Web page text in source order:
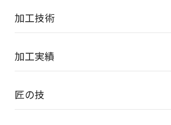
加工技術
加工実績
匠の技